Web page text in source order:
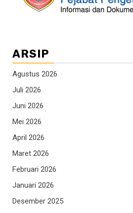
ARSIP
Agustus 2026
Juli 2026
Juni 2026
Mei 2026
April 2026
Maret 2026
Februari 2026
Januari 2026
Desember 2025